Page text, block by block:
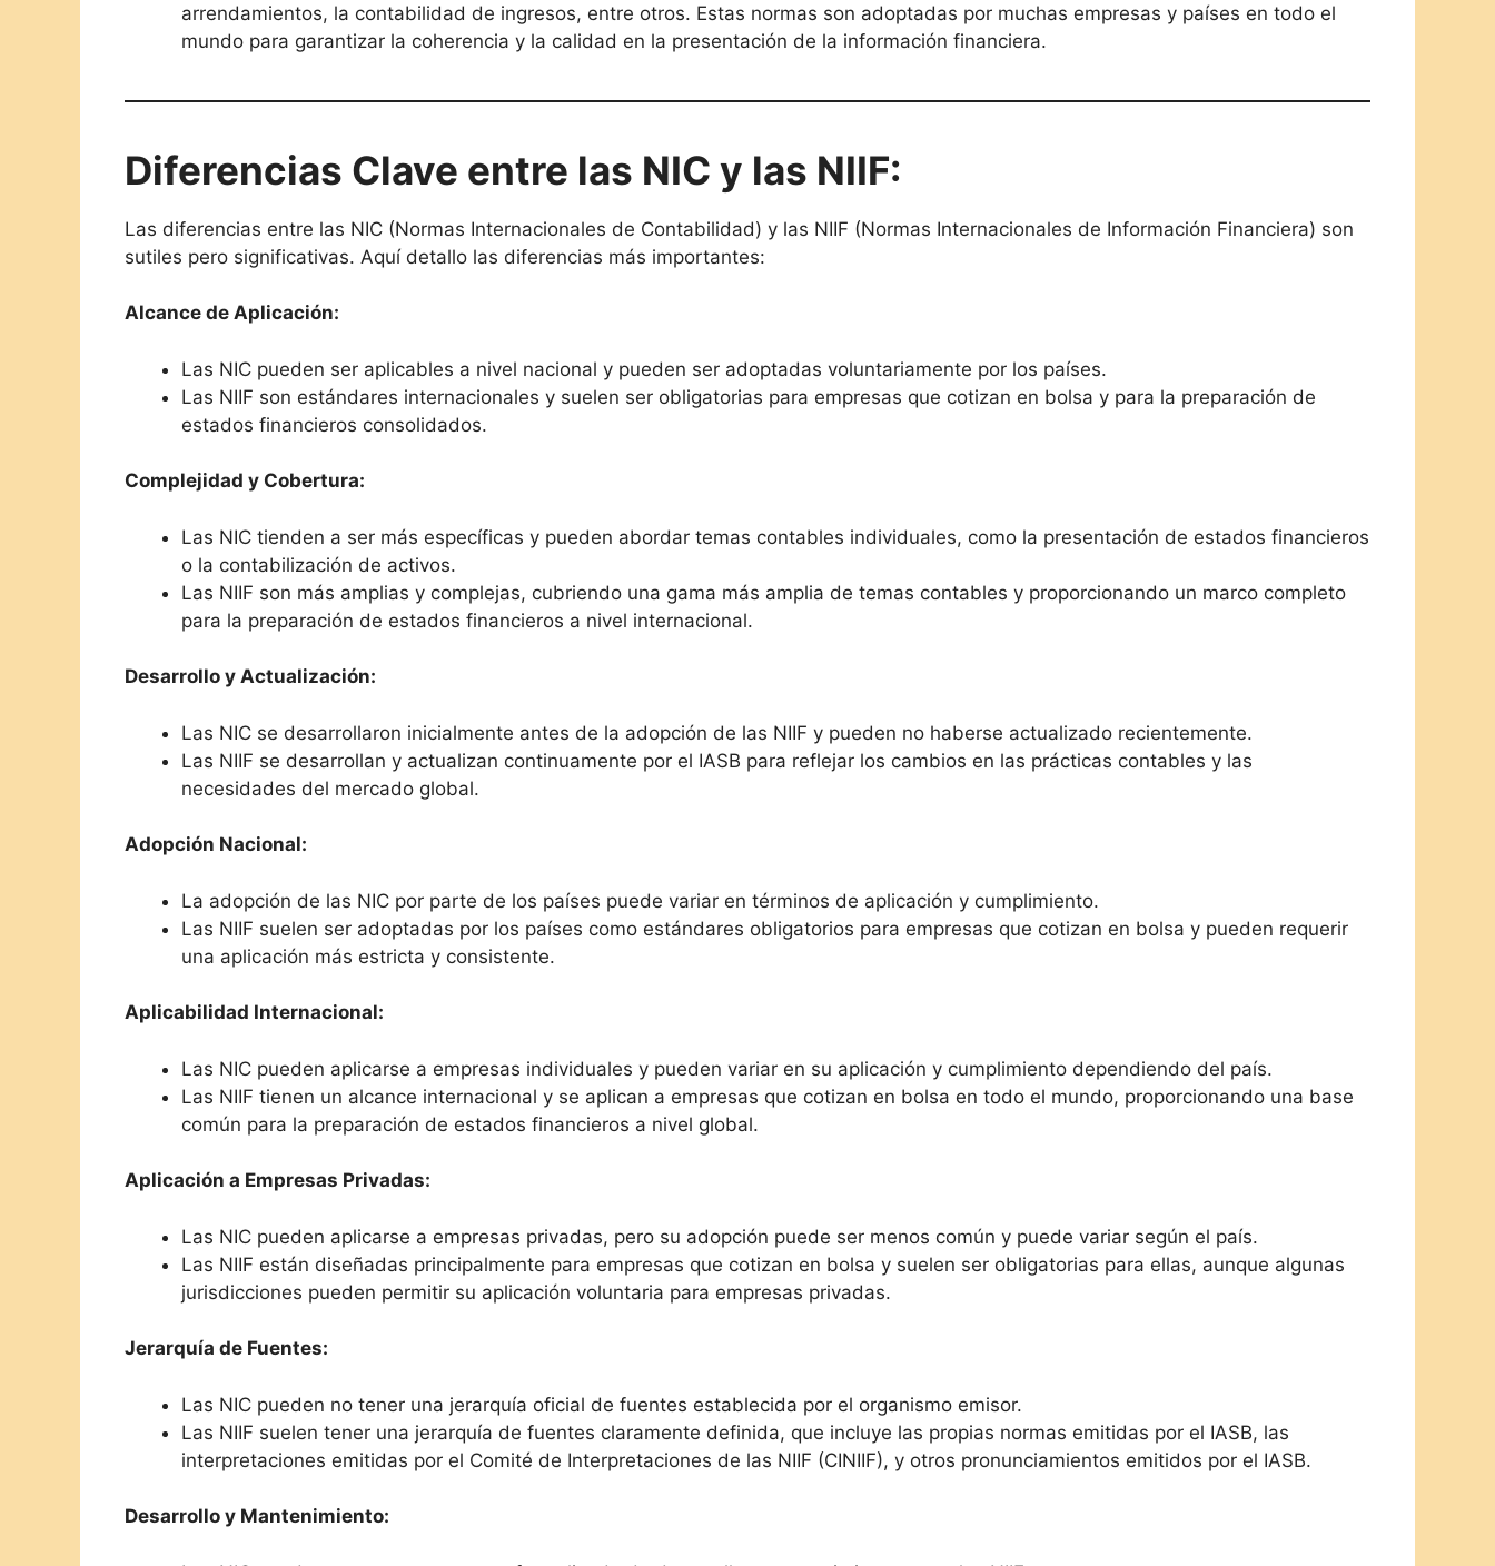
arrendamientos, la contabilidad de ingresos, entre otros. Estas normas son adoptadas por muchas empresas y países en todo el
mundo para garantizar la coherencia y la calidad en la presentación de la información financiera.
Diferencias Clave entre las NIC y las NIIF:
Las diferencias entre las NIC (Normas Internacionales de Contabilidad) y las NIIF (Normas Internacionales de Información Financiera) son
sutiles pero significativas. Aquí detallo las diferencias más importantes:
Alcance de Aplicación:
Las NIC pueden ser aplicables a nivel nacional y pueden ser adoptadas voluntariamente por los países.
Las NIIF son estándares internacionales y suelen ser obligatorias para empresas que cotizan en bolsa y para la preparación de
estados financieros consolidados.
Complejidad y Cobertura:
Las NIC tienden a ser más específicas y pueden abordar temas contables individuales, como la presentación de estados financieros
o la contabilización de activos.
Las NIIF son más amplias y complejas, cubriendo una gama más amplia de temas contables y proporcionando un marco completo
para la preparación de estados financieros a nivel internacional.
Desarrollo y Actualización:
Las NIC se desarrollaron inicialmente antes de la adopción de las NIIF y pueden no haberse actualizado recientemente.
Las NIIF se desarrollan y actualizan continuamente por el IASB para reflejar los cambios en las prácticas contables y las
necesidades del mercado global.
Adopción Nacional:
La adopción de las NIC por parte de los países puede variar en términos de aplicación y cumplimiento.
Las NIIF suelen ser adoptadas por los países como estándares obligatorios para empresas que cotizan en bolsa y pueden requerir
una aplicación más estricta y consistente.
Aplicabilidad Internacional:
Las NIC pueden aplicarse a empresas individuales y pueden variar en su aplicación y cumplimiento dependiendo del país.
Las NIIF tienen un alcance internacional y se aplican a empresas que cotizan en bolsa en todo el mundo, proporcionando una base
común para la preparación de estados financieros a nivel global.
Aplicación a Empresas Privadas:
Las NIC pueden aplicarse a empresas privadas, pero su adopción puede ser menos común y puede variar según el país.
Las NIIF están diseñadas principalmente para empresas que cotizan en bolsa y suelen ser obligatorias para ellas, aunque algunas
jurisdicciones pueden permitir su aplicación voluntaria para empresas privadas.
Jerarquía de Fuentes:
Las NIC pueden no tener una jerarquía oficial de fuentes establecida por el organismo emisor.
Las NIIF suelen tener una jerarquía de fuentes claramente definida, que incluye las propias normas emitidas por el IASB, las
interpretaciones emitidas por el Comité de Interpretaciones de las NIIF (CINIIF), y otros pronunciamientos emitidos por el IASB.
Desarrollo y Mantenimiento: